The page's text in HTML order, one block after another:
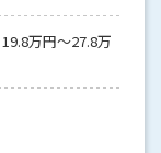
万円～27.8万